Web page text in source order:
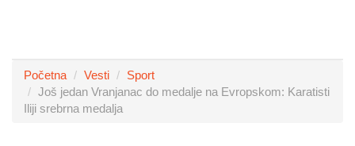
Početna Vesti
Sport
Još jedan Vranjanac do medalje na Evropskom: Karatisti
Iliji srebrna medalja